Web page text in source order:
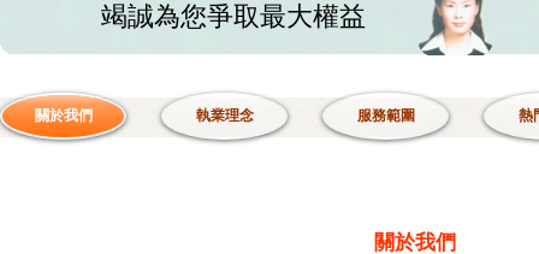
竭誠為您爭取最大權益
關於我們 執業理念 服務範圍 熱
關於我們